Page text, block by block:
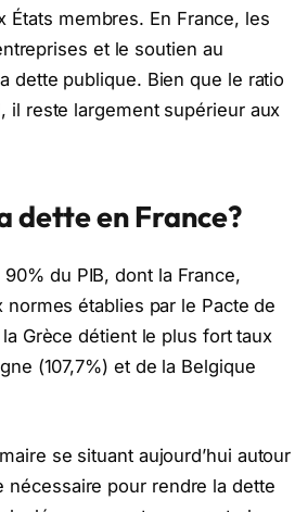
membres. En France, les
et le soutien au
dette publique. Bien que le ratio
il reste largement supérieur aux
dette en France?
du PIB, dont la France,
établies par le Pacte de
Grèce détient le plus fort taux
(107,7%) et de la Belgique
se situant aujourd’hui autour
nécessaire pour rendre la dette